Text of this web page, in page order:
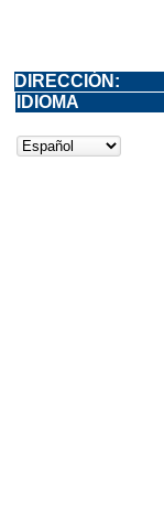
DIRECCIÓN:
IDIOMA